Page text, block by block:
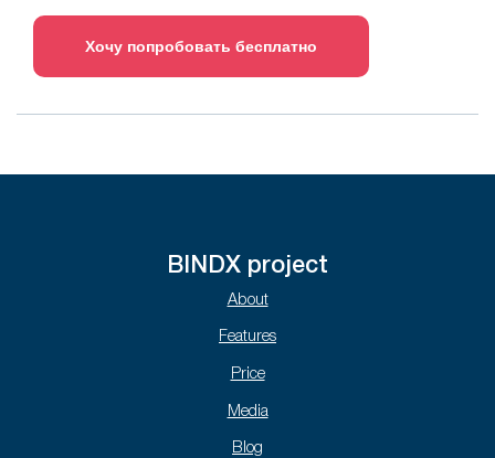
Хочу попробовать бесплатно
BINDX project
About
Features
Price
Media
Blog